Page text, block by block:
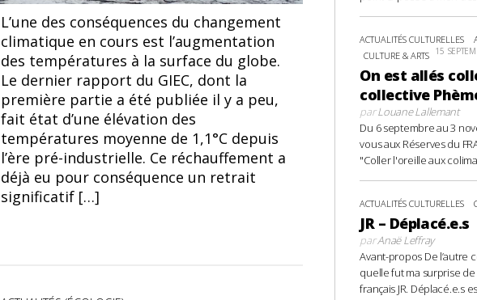
L’une des conséquences du changement
climatique en cours est l’augmentation
des températures à la surface du globe.
Le dernier rapport du GIEC, dont la
première partie a été publiée il y a peu,
fait état d’une élévation des
températures moyenne de 1,1°C depuis
l’ère pré-industrielle. Ce réchauffement a
déjà eu pour conséquence un retrait
significatif […]
ACTUALITÉS CULTURELLES
CULTURE & ARTS 15
On est allés
collective
parLouane Lallemant
Du 6 septembre au 3
vous aux Réserves du
"Coller l'oreille aux
ACTUALITÉS CULTURELLES
JR – Déplacé.e.s
parAnaë Leffray
Avant-propos De l’autre
quelle fut ma surprise
français JR. Déplacé.e.s